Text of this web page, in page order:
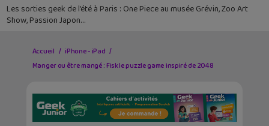
Les sorties geek de l’été à Paris : One Piece au musée Grévin, Zoo Art
Show, Passion Japon…
Accueil
iPhone - iPad
Manger ou être mangé : Fisk le puzzle game inspiré de 2048